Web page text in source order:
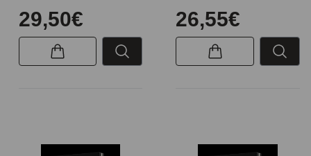
29,50€ 26,55€